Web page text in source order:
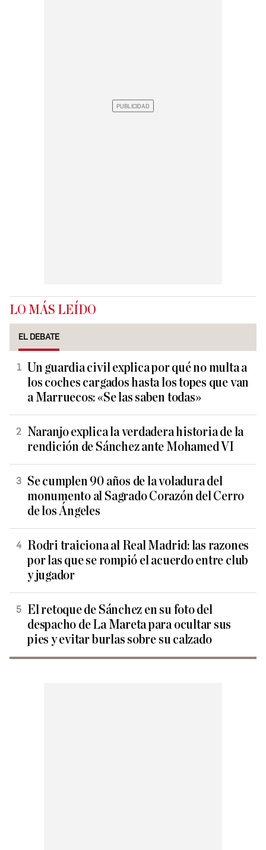
LO MÁS LEÍDO
EL DEBATE
Un guardia civil explica por qué no multa a
los coches cargados hasta los topes que van
a Marruecos: «Se las saben todas»
Naranjo explica la verdadera historia de la
rendición de Sánchez ante Mohamed VI
Se cumplen 90 años de la voladura del
monumento al Sagrado Corazón del Cerro
de los Ángeles
Rodri traiciona al Real Madrid: las razones
por las que se rompió el acuerdo entre club
y jugador
El retoque de Sánchez en su foto del
despacho de La Mareta para ocultar sus
pies y evitar burlas sobre su calzado